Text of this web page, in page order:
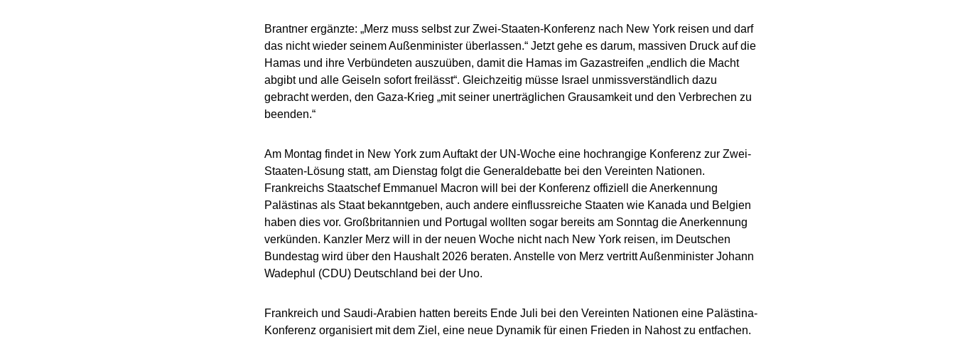
Brantner ergänzte: „Merz muss selbst zur Zwei-Staaten-Konferenz nach New York reisen und darf
das nicht wieder seinem Außenminister überlassen.“ Jetzt gehe es darum, massiven Druck auf die
Hamas und ihre Verbündeten auszuüben, damit die Hamas im Gazastreifen „endlich die Macht
abgibt und alle Geiseln sofort freilässt“. Gleichzeitig müsse Israel unmissverständlich dazu
gebracht werden, den Gaza-Krieg „mit seiner unerträglichen Grausamkeit und den Verbrechen zu
beenden.“
Am Montag findet in New York zum Auftakt der UN-Woche eine hochrangige Konferenz zur Zwei-
Staaten-Lösung statt, am Dienstag folgt die Generaldebatte bei den Vereinten Nationen.
Frankreichs Staatschef Emmanuel Macron will bei der Konferenz offiziell die Anerkennung
Palästinas als Staat bekanntgeben, auch andere einflussreiche Staaten wie Kanada und Belgien
haben dies vor. Großbritannien und Portugal wollten sogar bereits am Sonntag die Anerkennung
verkünden. Kanzler Merz will in der neuen Woche nicht nach New York reisen, im Deutschen
Bundestag wird über den Haushalt 2026 beraten. Anstelle von Merz vertritt Außenminister Johann
Wadephul (CDU) Deutschland bei der Uno.
Frankreich und Saudi-Arabien hatten bereits Ende Juli bei den Vereinten Nationen eine Palästina-
Konferenz organisiert mit dem Ziel, eine neue Dynamik für einen Frieden in Nahost zu entfachen.